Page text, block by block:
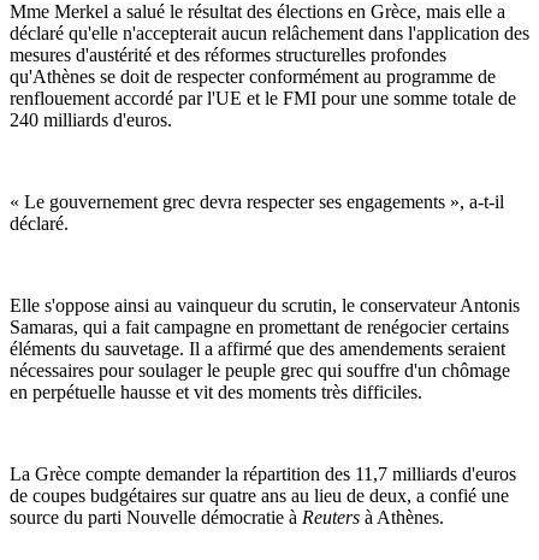
Mme Merkel a salué le résultat des élections en Grèce, mais elle a
déclaré qu'elle n'accepterait aucun relâchement dans l'application des
mesures d'austérité et des réformes structurelles profondes
qu'Athènes se doit de respecter conformément au programme de
renflouement accordé par l'UE et le FMI pour une somme totale de
240 milliards d'euros.
« Le gouvernement grec devra respecter ses engagements », a-t-il
déclaré.
Elle s'oppose ainsi au vainqueur du scrutin, le conservateur Antonis
Samaras, qui a fait campagne en promettant de renégocier certains
éléments du sauvetage. Il a affirmé que des amendements seraient
nécessaires pour soulager le peuple grec qui souffre d'un chômage
en perpétuelle hausse et vit des moments très difficiles.
La Grèce compte demander la répartition des 11,7 milliards d'euros
de coupes budgétaires sur quatre ans au lieu de deux, a confié une
source du parti Nouvelle démocratie à Reuters à Athènes.